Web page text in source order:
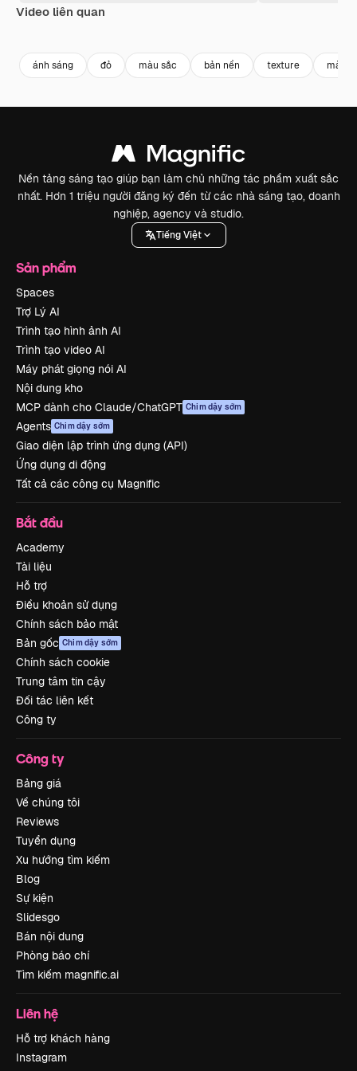
Video liên quan
ánh sáng đỏ màu sắc bản nền texture màu
Nền tảng sáng tạo giúp bạn làm chủ những tác phẩm xuất sắc
nhất. Hơn 1 triệu người đăng ký đến từ các nhà sáng tạo, doanh
nghiệp, agency và studio.
Tiếng Việt
Sản phẩm
Spaces
Trợ Lý AI
Trình tạo hình ảnh AI
Trình tạo video AI
Máy phát giọng nói AI
Nội dung kho
MCP dành cho Claude/ChatGPT Chim dậy sớm
Agents Chim dậy sớm
Giao diện lập trình ứng dụng (API)
Ứng dụng di động
Tất cả các công cụ Magnific
Bắt đầu
Academy
Tài liệu
Hỗ trợ
Điều khoản sử dụng
Chính sách bảo mật
Bản gốc Chim dậy sớm
Chính sách cookie
Trung tâm tin cậy
Đối tác liên kết
Công ty
Công ty
Bảng giá
Về chúng tôi
Reviews
Tuyển dụng
Xu hướng tìm kiếm
Blog
Sự kiện
Slidesgo
Bán nội dung
Phòng báo chí
Tìm kiếm magnific.ai
Liên hệ
Hỗ trợ khách hàng
Instagram